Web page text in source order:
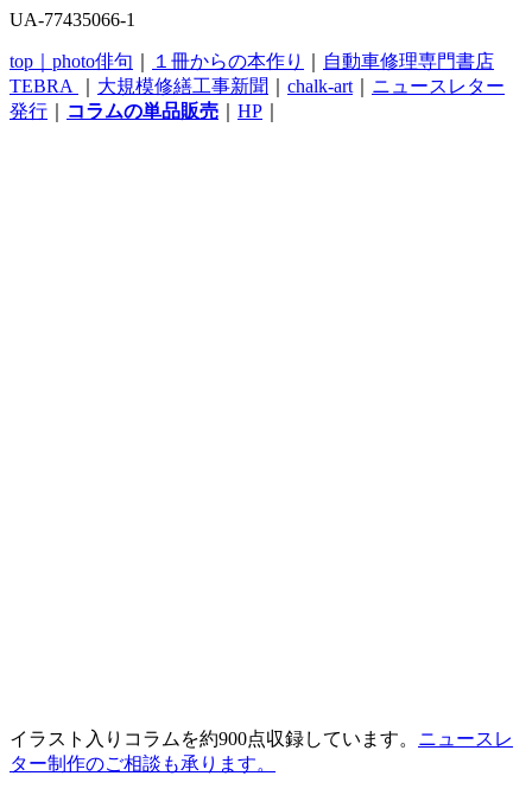
UA-77435066-1
top｜ photo俳句 １冊からの本作り
自動車修理専門書店
TEBRA
大規模修繕工事新聞 chalk-art
ニュースレター
発行
コラムの単品販売 HP
イラスト入りコラムを約900点収録しています。 ニュースレ
ター制作のご相談も承ります。